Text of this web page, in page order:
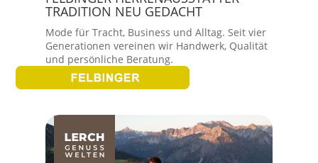
TRADITION NEU GEDACHT
Mode für Tracht, Business und Alltag. Seit vier
Generationen vereinen wir Handwerk, Qualität
und persönliche Beratung.